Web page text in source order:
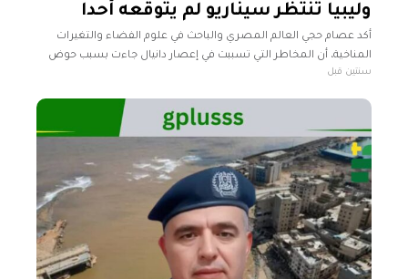
وليبيا تنتظر سيناريو لم يتوقعه أحدا
أكد عصام حجي العالم المصري والباحث في علوم الفضاء والتغيرات
المناخية، أن المخاطر التي تسببت في إعصار دانيال جاءت بسبب حوض
درنة المرتفع عن البحر ٣٠٠ متر وشكلت عوامل التعرية
سنتين قبل